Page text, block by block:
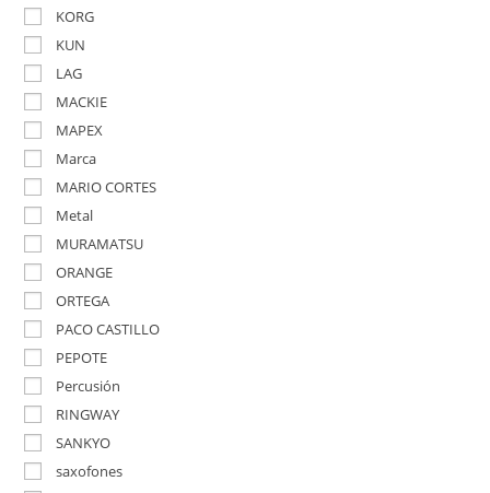
KORG
KUN
LAG
MACKIE
MAPEX
Marca
MARIO CORTES
Metal
MURAMATSU
ORANGE
ORTEGA
PACO CASTILLO
PEPOTE
Percusión
RINGWAY
SANKYO
saxofones